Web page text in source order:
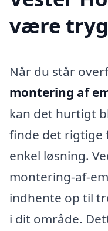
være
Når du står
montering af
kan det hurtigt
finde det rigtige
enkel løsning.
montering-af-
indhente op til
i dit område.